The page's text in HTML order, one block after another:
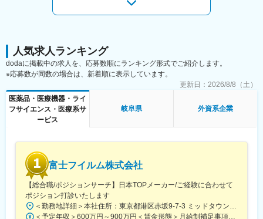
変更の範囲：会社の定める業務
《丁寧な研修・支援体制で成長を応援！》
入社後は2カ月間の研修制度がありますので、未経験の方も安心し
※配属は入社後に確定する予定です。
また、配属後も一人ひとりの知識とスキルレベルを上げるために
様々な研修をご用意しています。
《あなたの想いを実現する豊富なキャリアプランとサポート体
制！》
志向性やその時の環境に応じてや「１つの領域で専門性を高め
る」「幅広い疾患をカバーできるオールラウンダーになる」「本
社部門（マネージャー、研修部門など）へのキャリアチェンジ」
ーのほとんどは、MRからキャリアをチェンジしているメンバーで
す。担当マネージャーが定期的に面談を行い、分からないことや
将来のキャリアに関してサポートをしていきます。
《職種に関して》
■MRとは主に医師や薬剤師等へ、担当製品の情報提供を行いま
す。担当施設の患者様に応じた情報提供や、担当製品の処方後の
人気求人ランキング
dodaに掲載中の求人を、応募数順にランキング形式でご紹介します。
※応募数が同数の場合は、新着順に表示しています。
更新日： 2026/8/8（土）
医薬品・医療機器・ライ
フサイエンス・医療系サ
ービス
岐阜県 外資系企業
富士フイルム株式会社
【総合職/ポジションサーチ】日本TOPメーカー/ご経験に合わせて
ポジション打診いたします